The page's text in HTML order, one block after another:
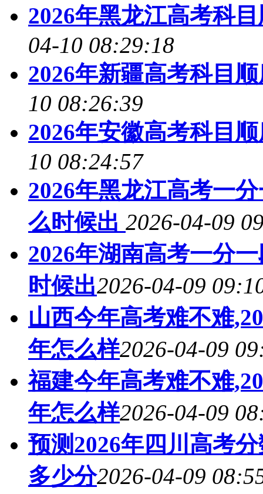
2026年黑龙江高考科
04-10 08:29:18
2026年新疆高考科目
10 08:26:39
2026年安徽高考科目
10 08:24:57
2026年黑龙江高考一
么时候出 2026-04-09
2026年湖南高考一分
时候出2026-04-09
山西今年高考难不难
年怎么样2026-04-09
福建今年高考难不难
年怎么样2026-04-09
预测2026年四川高考
多少分2026-04-09